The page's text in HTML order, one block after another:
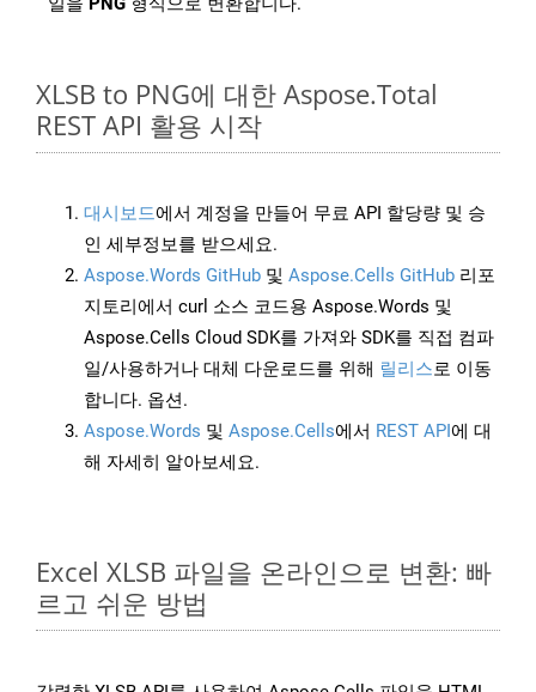
XLSB to PNG에 대한 Aspose.Total
REST API 활용 시작
대시보드에서 계정을 만들어 무료 API 할당량 및 승
인 세부정보를 받으세요.
Aspose.Words GitHub 및 Aspose.Cells GitHub 리포
지토리에서 curl 소스 코드용 Aspose.Words 및
Aspose.Cells Cloud SDK를 가져와 SDK를 직접 컴파
일/사용하거나 대체 다운로드를 위해 릴리스로 이동
합니다. 옵션.
Aspose.Words 및 Aspose.Cells에서 REST API에 대
해 자세히 알아보세요.
Excel XLSB 파일을 온라인으로 변환: 빠
르고 쉬운 방법